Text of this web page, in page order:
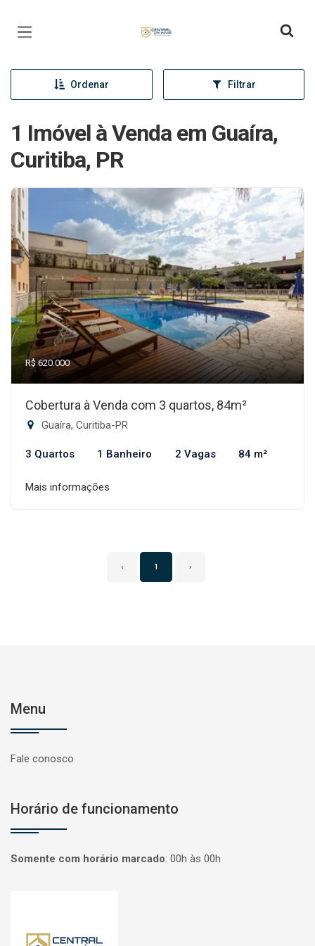
Ordenar Filtrar
1 Imóvel à Venda em Guaíra,
Curitiba, PR
R$ 620.000
Cobertura à Venda com 3 quartos, 84m²
Guaíra, Curitiba-PR
3 Quartos 1 Banheiro 2 Vagas 84 m²
Mais informações
‹ 1 ›
Menu
Fale conosco
Horário de funcionamento
Somente com horário marcado: 00h às 00h